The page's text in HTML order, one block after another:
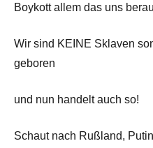
Boykott allem das uns
Wir sind KEINE Sklaven
geboren
und nun handelt auch so!
Schaut nach Rußland,